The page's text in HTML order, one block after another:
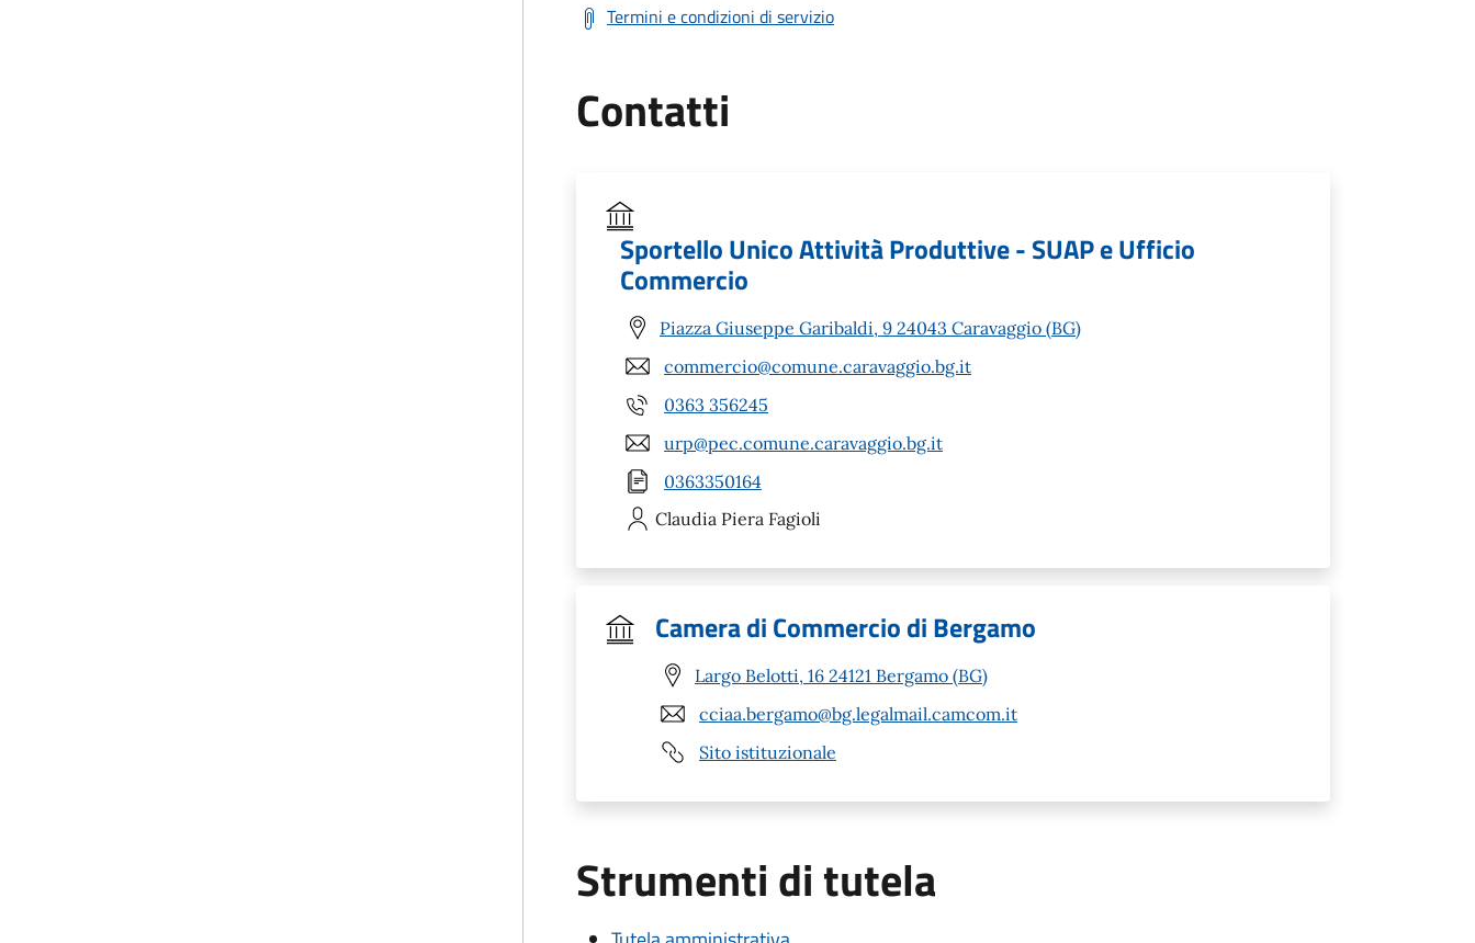
Termini e condizioni di servizio
Contatti
Sportello Unico Attività Produttive - SUAP e Ufficio
Commercio
Piazza Giuseppe Garibaldi, 9 24043 Caravaggio (BG)
commercio@comune.caravaggio.bg.it
0363 356245
urp@pec.comune.caravaggio.bg.it
0363350164
Claudia Piera Fagioli
Camera di Commercio di Bergamo
Largo Belotti, 16 24121 Bergamo (BG)
cciaa.bergamo@bg.legalmail.camcom.it
Sito istituzionale
Strumenti di tutela